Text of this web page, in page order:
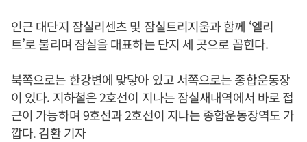
인근 대단지 잠실리센츠 및 잠실트리지움과 함께 ‘엘리
트’로 불리며 잠실을 대표하는 단지 세 곳으로 꼽힌다.
북쪽으로는 한강변에 맞닿아 있고 서쪽으로는 종합운동장
이 있다. 지하철은 2호선이 지나는 잠실새내역에서 바로 접
근이 가능하며 9호선과 2호선이 지나는 종합운동장역도 가
깝다. 김환 기자